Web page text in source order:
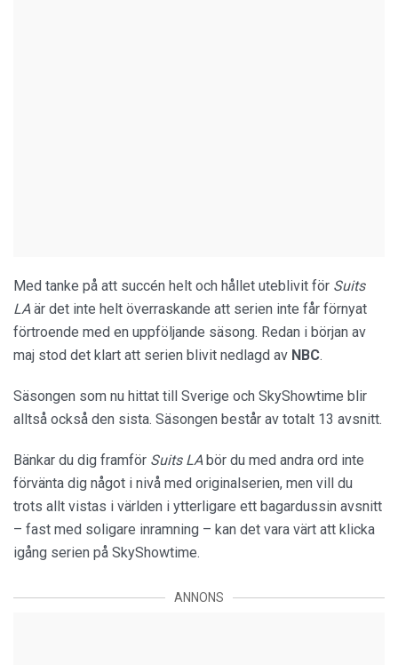
Med tanke på att succén helt och hållet uteblivit för Suits
LAär det inte helt överraskande att serien inte får förnyat
förtroende med en uppföljande säsong. Redan i början av
maj stod det klart att serien blivit nedlagd av NBC.
Säsongen som nu hittat till Sverige och SkyShowtime blir
alltså också den sista. Säsongen består av totalt 13 avsnitt.
Bänkar du dig framför Suits LAbör du med andra ord inte
förvänta dig något i nivå med originalserien, men vill du
trots allt vistas i världen i ytterligare ett bagardussin avsnitt
– fast med soligare inramning – kan det vara värt att klicka
igång serien på SkyShowtime.
ANNONS